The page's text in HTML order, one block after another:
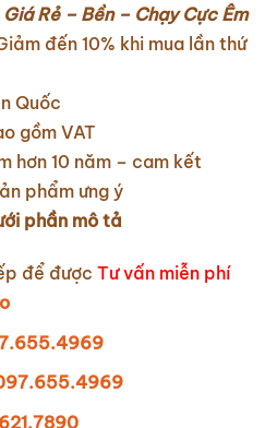
Rẻ – Bền – Chạy Cực Êm
đến 10% khi mua lần thứ
Quốc
gồm VAT
hơn 10 năm – cam kết
phẩm ưng ý
phần mô tả
để được Tư vấn miễn phí